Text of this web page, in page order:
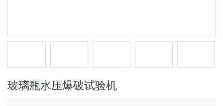
玻璃瓶水压爆破试验机